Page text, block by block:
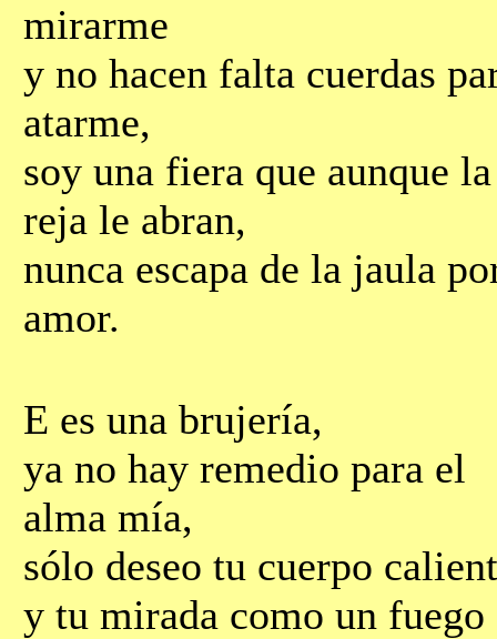
mirarme
y no hacen falta cuerdas
atarme,
soy una fiera que aunque la
reja le abran,
nunca escapa de la jaula
amor.
Е es una brujería,
ya no hay remedio para el
alma mía,
sólo deseo tu cuerpo
y tu mirada como un fuego